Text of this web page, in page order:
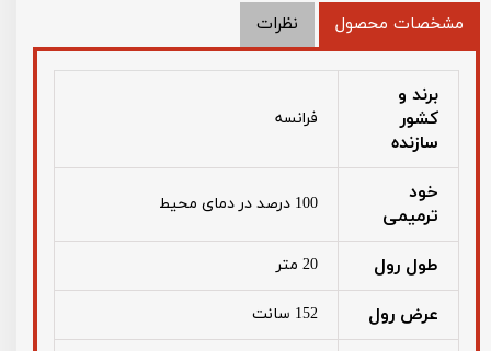
مشخصات محصول نظرات
برند و
کشور
سازنده
فرانسه
خود
ترمیمی
100 درصد در دمای محیط
طول رول 20 متر
عرض رول 152 سانت